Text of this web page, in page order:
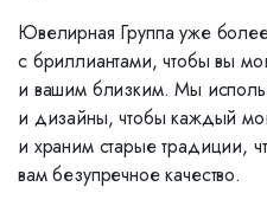
Ювелирная Группа уже
с бриллиантами, чтобы вы
и вашим близким. Мы
и дизайны, чтобы каждый
и храним старые традиции,
вам безупречное качество.